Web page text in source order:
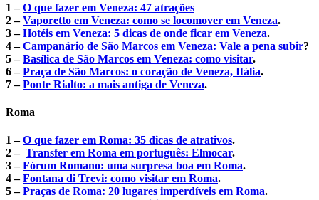
1 –O que fazer em Veneza: 47 atrações
2 –Vaporetto em Veneza: como se locomover em Veneza.
3 –Hotéis em Veneza: 5 dicas de onde ficar em Veneza.
4 –Campanário de São Marcos em Veneza: Vale a pena subir?
5 –Basílica de São Marcos em Veneza: como visitar.
6 –Praça de São Marcos: o coração de Veneza, Itália.
7 –Ponte Rialto: a mais antiga de Veneza.
Roma
1 –O que fazer em Roma: 35 dicas de atrativos.
2 – Transfer em Roma em português: Elmocar.
3 –Fórum Romano: uma surpresa boa em Roma.
4 –Fontana di Trevi: como visitar em Roma.
5 –Praças de Roma: 20 lugares imperdíveis em Roma.